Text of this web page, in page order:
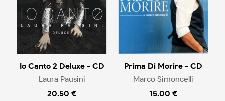
Io Canto 2 Deluxe - CD
Laura Pausini
20.50 €
Prima Di Morire - CD
Marco Simoncelli
15.00 €